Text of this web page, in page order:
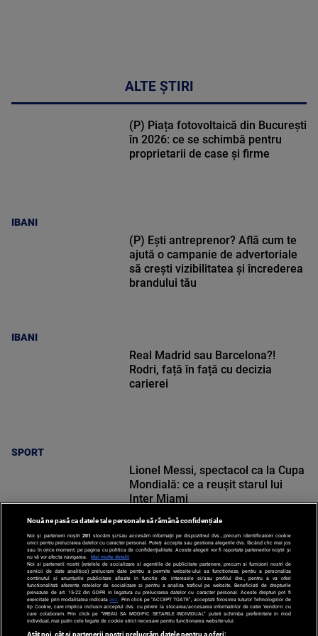
ALTE ȘTIRI
IBANI
(P) Piața fotovoltaică din București
în 2026: ce se schimbă pentru
proprietarii de case și firme
IBANI
(P) Ești antreprenor? Află cum te
ajută o campanie de advertoriale
să crești vizibilitatea și încrederea
brandului tău
SPORT
Real Madrid sau Barcelona?!
Rodri, față în față cu decizia
carierei
SPORT
Lionel Messi, spectacol ca la Cupa
Mondială: ce a reușit starul lui
Inter Miami
Nouă ne pasă ca datele tale personale să rămână confidențiale
Noi și partenerii noștri 201 stocăm și/sau accesăm informații pe dispozitivul dvs., precum identificatorii cookie
unici pentru prelucrarea datelor cu caracter personal. Puteți accepta sau gestiona alegerile dvs. făcând clic mai jos
sau în orice moment, pe pagina cu politica de confidențialitate. Aceste alegeri vor fi raportate partenerilor noștri și
nu vă vor afecta navigarea.
Mai multe detalii
Noi si partenerii nostri (retelele de socializare si agentiile de publicitate partenere, precum si furnizorii nostri de
servicii de date analitice) prelucram date pentru a permite website-ului sa functioneze, pentru a personaliza
continutul si anunturile publicitare afisate in functie de interesele si/sau profilul dvs., pentru a va oferi
functionalitati aferente retelelor de socializare si pentru a analiza traficul pe website. Beneficiati de drepturile
prevazute de art. 15-22 din GDPR in legatura cu prelucrarea datelor cu caracter personal. Aceste drepturi pot fi
exercitate prin modalitatea indicataaici . Prin click pe “ACCEPT TOATE”, acceptati folosirea tuturor Tehnologiilor de
tip Cookie, care implica inclusiv acceptul dvs. cu privire la stocarea/accesarea informatiilor de catre Vendor-ii cu
care colaboram. Prin click pe “VREAU SA MODIFIC SETARILE INDIVIDUAL” puteti schimba preferintele in mod
individual, mai putin cele legate de cookie strict necesare pentru functionarea website-ului.
Atât noi, cât și partenerii noștri prelucrăm datele pentru a oferi: